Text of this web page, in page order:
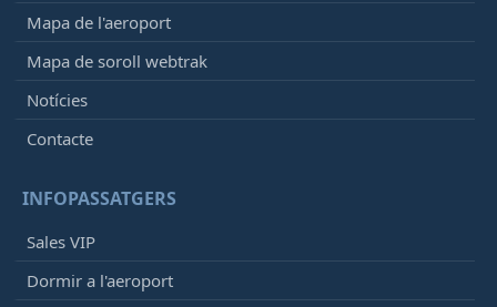
Mapa de l'aeroport
Mapa de soroll webtrak
Notícies
Contacte
INFOPASSATGERS
Sales VIP
Dormir a l'aeroport